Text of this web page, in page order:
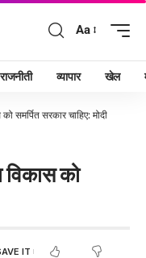
Aa
राजनीती व्यापार खेल
समर्पित सरकार चाहिए: मोदी
विकास को